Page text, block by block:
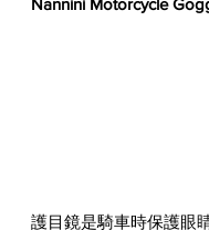
護目鏡是騎車時保護眼